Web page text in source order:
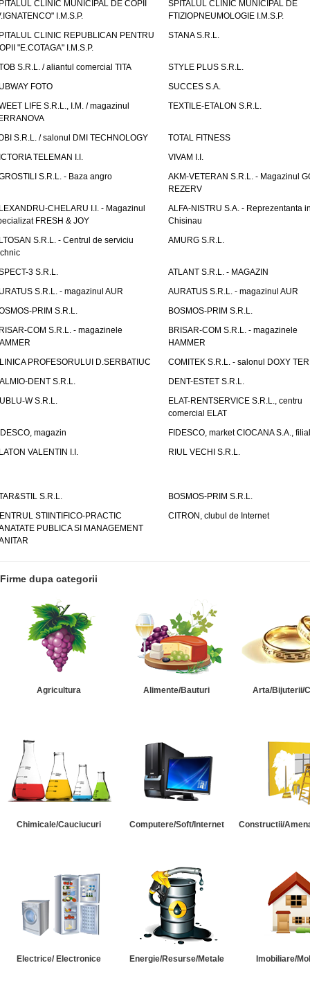
CLINIC MUNICIPAL DE COPII
I.M.S.P.
SPITALUL CLINIC MUNICIPAL DE
FTIZIOPNEUMOLOGIE I.M.S.P.
CLINIC REPUBLICAN PENTRU
"E.COTAGA" I.M.S.P.
STANA S.R.L.
S.R.L. / aliantul comercial TITA
STYLE PLUS S.R.L.
FOTO
SUCCES S.A.
LIFE S.R.L., I.M. / magazinul
TEXTILE-ETALON S.R.L.
S.R.L. / salonul DMI TECHNOLOGY
TOTAL FITNESS
TELEMAN I.I.
VIVAM I.I.
S.R.L. - Baza angro
AKM-VETERAN S.R.L. - Magazinul
REZERV
CHELARU I.I. - Magazinul
FRESH & JOY
ALFA-NISTRU S.A. - Reprezentanta
Chisinau
S.R.L. - Centrul de serviciu
AMURG S.R.L.
3 S.R.L.
ATLANT S.R.L. - MAGAZIN
S.R.L. - magazinul AUR
AURATUS S.R.L. - magazinul AUR
PRIM S.R.L.
BOSMOS-PRIM S.R.L.
COM S.R.L. - magazinele
BRISAR-COM S.R.L. - magazinele
HAMMER
PROFESORULUI D.SERBATIUC
COMITEK S.R.L. - salonul DOXY
DENT S.R.L.
DENT-ESTET S.R.L.
W S.R.L.
ELAT-RENTSERVICE S.R.L., centru
comercial ELAT
magazin
FIDESCO, market CIOCANA S.A.,
VALENTIN I.I.
RIUL VECHI S.R.L.
S.R.L.
BOSMOS-PRIM S.R.L.
STIINTIFICO-PRACTIC
PUBLICA SI MANAGEMENT
CITRON, clubul de Internet
Firme dupa categorii
Agricultura Alimente/Bauturi Arta/Bijuterii/
Chimicale/Cauciucuri Computere/Soft/Internet Constructii/
Electrice/ Electronice Energie/Resurse/Metale Imobiliare/